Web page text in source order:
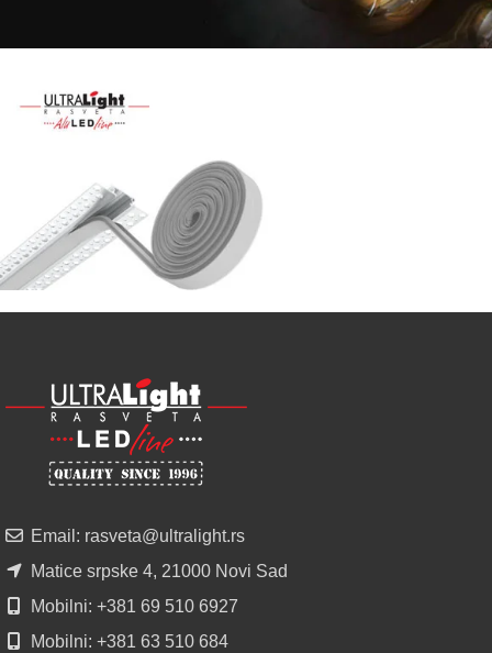
Najveći
izbor
SIJALICA
u
regionu
LED
PROFILI
TRIMLESS
DIFUZOROM
POGLEDAJ
Email: rasveta@ultralight.rs
Matice srpske 4, 21000 Novi Sad
Mobilni: +381 69 510 6927
Mobilni: +381 63 510 684